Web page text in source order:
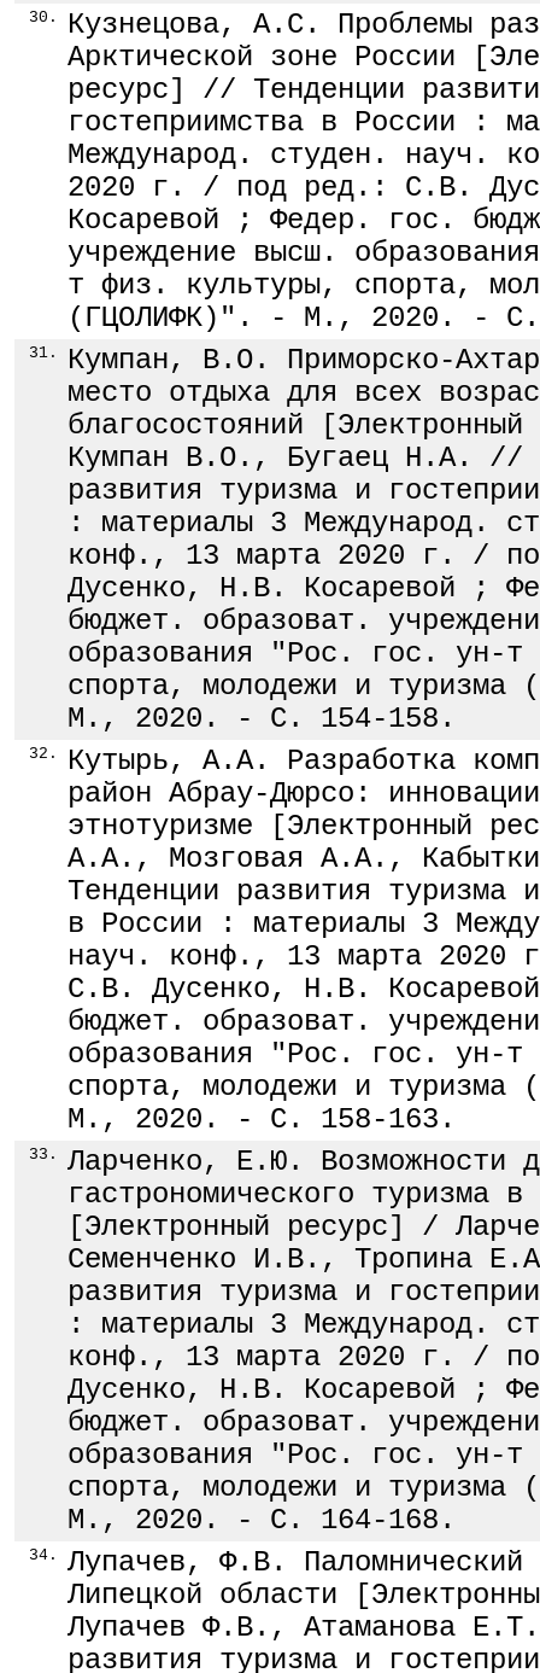
30.
Кузнецова, А.С. Проблемы
Арктической зоне России
ресурс] // Тенденции
гостеприимства в России :
Международ. студен. науч.
2020 г. / под ред.: С.В.
Косаревой ; Федер. гос.
учреждение высш.
т физ. культуры, спорта,
(ГЦОЛИФК)". - М., 2020. - С.
31.
Кумпан, В.О. Приморско-
место отдыха для всех
благосостояний
Кумпан В.О., Бугаец Н.А. //
развития туризма и
: материалы 3 Международ.
конф., 13 марта 2020 г. /
Дусенко, Н.В. Косаревой ;
бюджет. образоват.
образования "Рос. гос. ун-т
спорта, молодежи и
М., 2020. - С. 154-158.
32.
Кутырь, А.А. Разработка
район Абрау-Дюрсо:
этнотуризме [Электронный
А.А., Мозговая А.А.,
Тенденции развития туризма
в России : материалы 3
науч. конф., 13 марта
С.В. Дусенко, Н.В.
бюджет. образоват.
образования "Рос. гос. ун-т
спорта, молодежи и
М., 2020. - С. 158-163.
33.
Ларченко, Е.Ю. Возможности
гастрономического туризма в
[Электронный ресурс] /
Семенченко И.В., Тропина
развития туризма и
: материалы 3 Международ.
конф., 13 марта 2020 г. /
Дусенко, Н.В. Косаревой ;
бюджет. образоват.
образования "Рос. гос. ун-т
спорта, молодежи и
М., 2020. - С. 164-168.
34.
Лупачев, Ф.В. Паломнический
Липецкой области
Лупачев Ф.В., Атаманова
развития туризма и